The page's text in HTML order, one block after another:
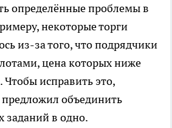
определённые проблемы в
некоторые торги
из-за того, что подрядчики
цена которых ниже
Чтобы исправить это,
объединить
заданий в одно.